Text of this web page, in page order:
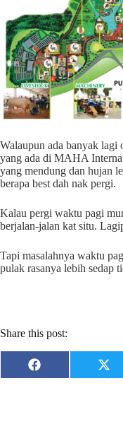
Walaupun ada banyak lagi
yang ada di MAHA
yang mendung dan hujan
berapa best dah nak pergi.
Kalau pergi waktu pagi
berjalan-jalan kat situ.
Tapi masalahnya waktu
pulak rasanya lebih
Share this post:
Share
on
F
a
on
X
(